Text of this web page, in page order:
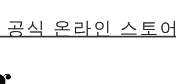
식 온라인 스토어